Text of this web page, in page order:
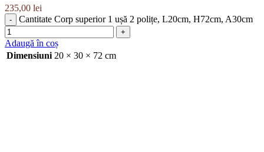
235,00 lei
Cantitate Corp superior 1 ușă 2 polițe, L20cm, H72cm, A30cm
Adaugă în coș
Dimensiuni 20 × 30 × 72 cm